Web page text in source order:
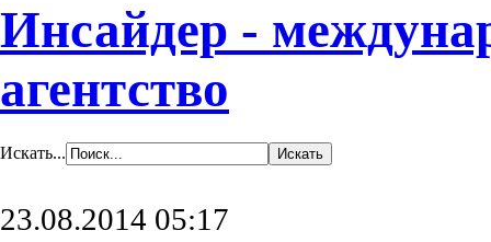
Инсайдер -
агентство
Искать...
23.08.2014 05:17